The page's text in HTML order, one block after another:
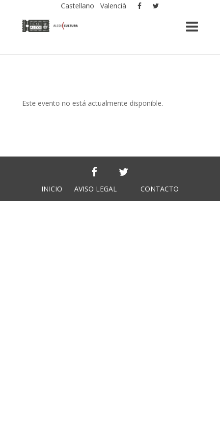
Castellano Valencià
Este evento no está actualmente disponible.
INICIO AVISO LEGAL CONTACTO